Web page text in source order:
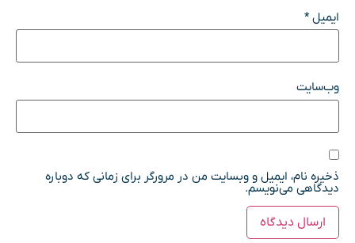
ایمیل*
وب‌سایت
ذخیره نام، ایمیل و وبسایت من در مرورگر برای زمانی که دوباره
دیدگاهی می‌نویسم.